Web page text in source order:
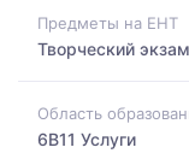
Предметы на ЕНТ
Творческий
Область
6B11 Услуги